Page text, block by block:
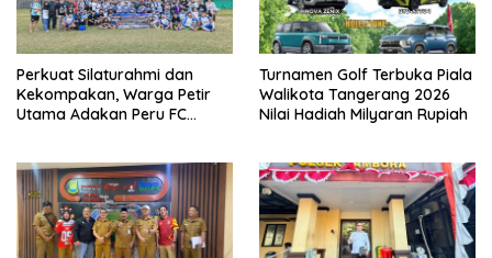
Perkuat Silaturahmi dan
Kekompakan, Warga Petir
Utama Adakan Peru FC
Turnamen Golf Terbuka Piala
Walikota Tangerang 2026
Nilai Hadiah Milyaran Rupiah